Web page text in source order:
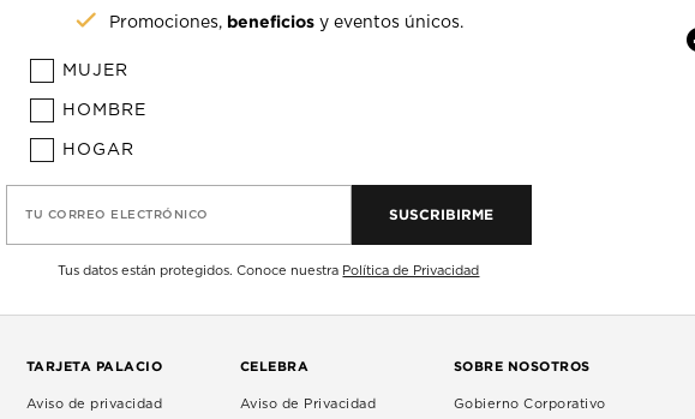
Promociones, beneficios y eventos únicos.
MUJER
HOMBRE
HOGAR
TU CORREO ELECTRÓNICO SUSCRIBIRME
Tus datos están protegidos. Conoce nuestra Política de Privacidad
TARJETA PALACIO
Aviso de privacidad
CELEBRA
Aviso de Privacidad
SOBRE NOSOTROS
Gobierno Corporativo